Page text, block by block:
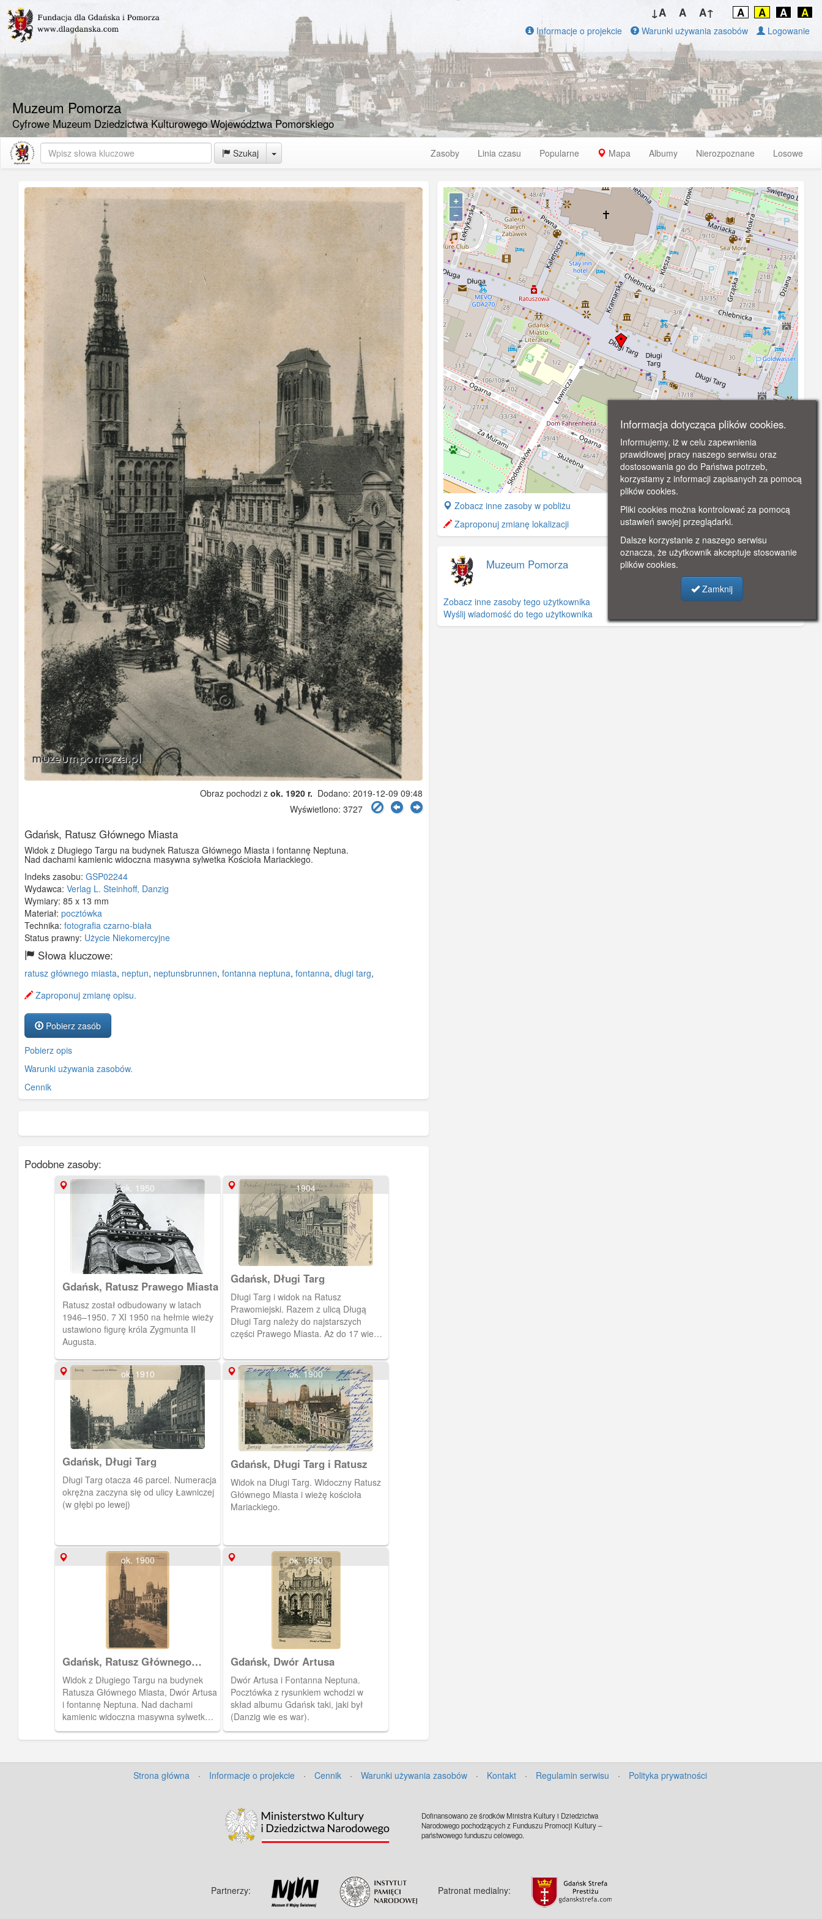
Muzeum Pomorza
Cyfrowe Muzeum Dziedzictwa Kulturowego Województwa Pomorskiego
↓A A A↑ A A A A
Informacje o projekcie Warunki używania zasobów Logowanie
Szukaj Toggle Dropdown Zasoby Linia czasu Popularne Mapa Albumy Nierozpoznane Losowe
Obraz pochodzi z ok. 1920 r. Dodano: 2019-12-09 09:48
Wyświetlono: 3727
Gdańsk, Ratusz Głównego Miasta
Widok z Długiego Targu na budynek Ratusza Głównego Miasta i fontannę Neptuna.
Nad dachami kamienic widoczna masywna sylwetka Kościoła Mariackiego.
Indeks zasobu: GSP02244
Wydawca: Verlag L. Steinhoff, Danzig
Wymiary: 85 x 13 mm
Materiał: pocztówka
Technika: fotografia czarno-biała
Status prawny: Użycie Niekomercyjne
Słowa kluczowe:
ratusz głównego miasta, neptun, neptunsbrunnen, fontanna neptuna, fontanna, długi targ,
Zaproponuj zmianę opisu.
Pobierz zasób
Pobierz opis
Warunki używania zasobów.
Cennik
Podobne zasoby:
ok. 1950
Gdańsk, Ratusz Prawego Miasta
Ratusz został odbudowany w latach
1946–1950. 7 XI 1950 na hełmie wieży
ustawiono figurę króla Zygmunta II
Augusta.
1904
Gdańsk, Długi Targ
Długi Targ i widok na Ratusz
Prawomiejski. Razem z ulicą Długą
Długi Targ należy do najstarszych
części Prawego Miasta. Aż do 17 wieku
Langgasse (uliczka Długa).
ok. 1910
Gdańsk, Długi Targ
Długi Targ otacza 46 parcel. Numeracja
okrężna zaczyna się od ulicy Ławniczej
(w głębi po lewej)
ok. 1900
Gdańsk, Długi Targ i Ratusz
Widok na Długi Targ. Widoczny Ratusz
Głównego Miasta i wieżę kościoła
Mariackiego.
ok. 1900
Gdańsk, Ratusz Głównego
Miasta
Widok z Długiego Targu na budynek
Ratusza Głównego Miasta, Dwór Artusa
i fontannę Neptuna. Nad dachami
kamienic widoczna masywna sylwetka
Kościoła Mariackiego.
ok. 1950
Gdańsk, Dwór Artusa
Dwór Artusa i Fontanna Neptuna.
Pocztówka z rysunkiem wchodzi w
skład albumu Gdańsk taki, jaki był
(Danzig wie es war).
+
−
©OpenStreetMapcontributors.
+
−
Zobacz inne zasoby w pobliżu
Zaproponuj zmianę lokalizacji
Muzeum Pomorza
Zobacz inne zasoby tego użytkownika
Wyślij wiadomość do tego użytkownika
Strona główna · Informacje o projekcie · Cennik · Warunki używania zasobów · Kontakt · Regulamin serwisu · Polityka prywatności
Dofinansowano ze środków Ministra Kultury i Dziedzictwa
Narodowego pochodzących z Funduszu Promocji Kultury –
państwowego funduszu celowego.
Partnerzy: Patronat medialny:
Informacja dotycząca plików cookies.
Informujemy, iż w celu zapewnienia
prawidłowej pracy naszego serwisu oraz
dostosowania go do Państwa potrzeb,
korzystamy z informacji zapisanych za pomocą
plików cookies.
Pliki cookies można kontrolować za pomocą
ustawień swojej przeglądarki.
Dalsze korzystanie z naszego serwisu
oznacza, że użytkownik akceptuje stosowanie
plików cookies.
Zamknij